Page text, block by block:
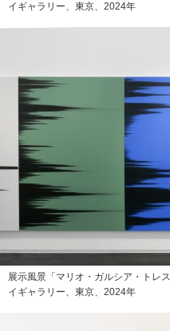
イギャラリー、東京、2024年
展示風景「マリオ・ガルシア・トレ
イギャラリー、東京、2024年